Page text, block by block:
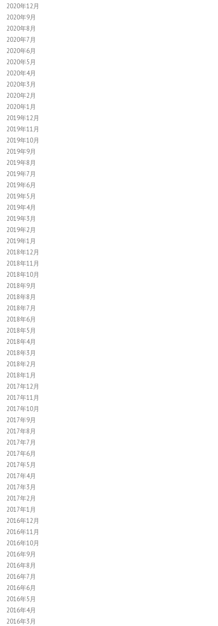
2020年12月
2020年9月
2020年8月
2020年7月
2020年6月
2020年5月
2020年4月
2020年3月
2020年2月
2020年1月
2019年12月
2019年11月
2019年10月
2019年9月
2019年8月
2019年7月
2019年6月
2019年5月
2019年4月
2019年3月
2019年2月
2019年1月
2018年12月
2018年11月
2018年10月
2018年9月
2018年8月
2018年7月
2018年6月
2018年5月
2018年4月
2018年3月
2018年2月
2018年1月
2017年12月
2017年11月
2017年10月
2017年9月
2017年8月
2017年7月
2017年6月
2017年5月
2017年4月
2017年3月
2017年2月
2017年1月
2016年12月
2016年11月
2016年10月
2016年9月
2016年8月
2016年7月
2016年6月
2016年5月
2016年4月
2016年3月